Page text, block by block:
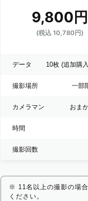
9,800円
(税込 10,780円)
データ 10枚 (追加購
撮影場所 一部
カメラマン おま
時間
撮影回数
※ 11名以上の撮影の場
ください。